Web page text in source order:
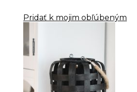
Pridať k mojim obľúbeným